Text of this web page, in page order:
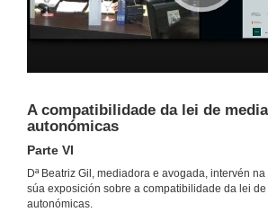
A compatibilidade da lei de
autonómicas
Parte VI
Dª Beatriz Gil, mediadora e avogada, intervén
súa exposición sobre a compatibilidade da lei
autonómicas.
Parte II
25 de out. de 2013
25 de out. de 2013
Parte I
25 de out. de 2013